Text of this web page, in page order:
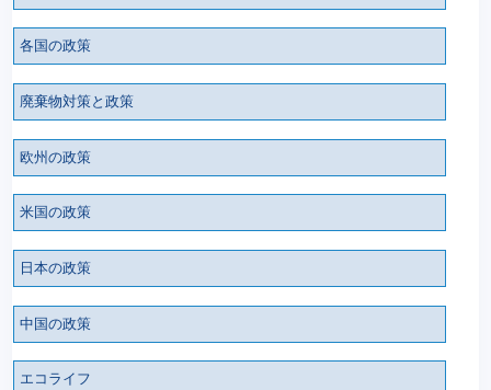
各国の政策
廃棄物対策と政策
欧州の政策
米国の政策
日本の政策
中国の政策
エコライフ